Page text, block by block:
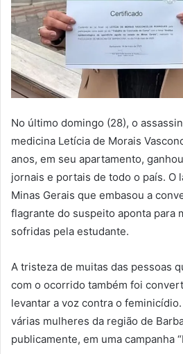
No último domingo (28), o
medicina Letícia de Morais
anos, em seu apartamento,
jornais e portais de todo o país. O
Minas Gerais que embasou a
flagrante do suspeito aponta para
sofridas pela estudante.
A tristeza de muitas das pessoas
com o ocorrido também foi
levantar a voz contra o
várias mulheres da região de
publicamente, em uma campanha